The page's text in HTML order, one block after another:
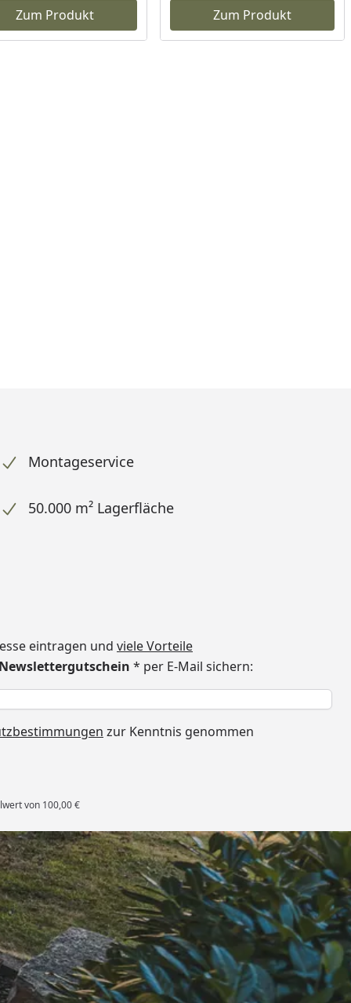
Zum Produkt Zum Produkt
Montageservice
50.000 m² Lagerfläche
eintragen und viele Vorteile
* per E-Mail sichern:
zur Kenntnis genommen
von 100,00 €